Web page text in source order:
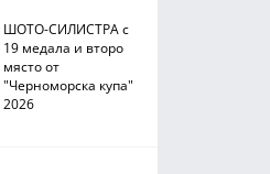
ШОТО-СИЛИСТРА с
19 медала и второ
място от
"Черноморска купа"
2026